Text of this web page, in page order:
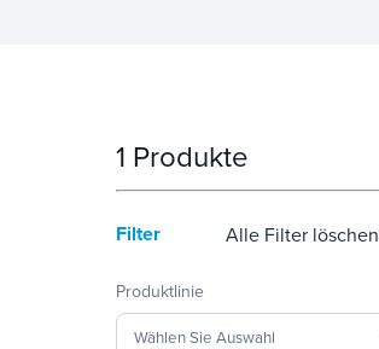
1 Produkte
Filter Alle Filter löschen
Produktlinie
Wählen Sie Auswahl